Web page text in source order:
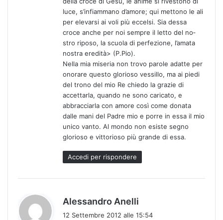
luce, s’infiammano d’amore; qui mettono le ali
per elevarsi ai voli più eccelsi. Sia dessa
croce anche per noi sempre il letto del no­
stro riposo, la scuola di perfezione, l’amata
nostra eredità> (P.Pio).
Nella mia miseria non trovo parole adatte per
onorare questo glorioso vessillo, ma ai piedi
del trono del mio Re chiedo la grazie di
accettarla, quando ne sono caricato, e
abbracciarla con amore così come donata
dalle mani del Padre mio e porre in essa il mio
unico vanto. Al mondo non esiste segno
glorioso e vittorioso più grande di essa.
Accedi per rispondere
Alessandro Anelli
12 Settembre 2012 alle 15:54